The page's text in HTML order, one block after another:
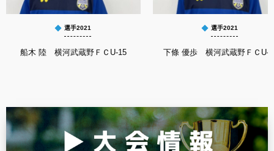
選手2021
船木 陸 横河武蔵野ＦＣU-15
選手2021
下條 優歩 横河武蔵野ＦＣU-